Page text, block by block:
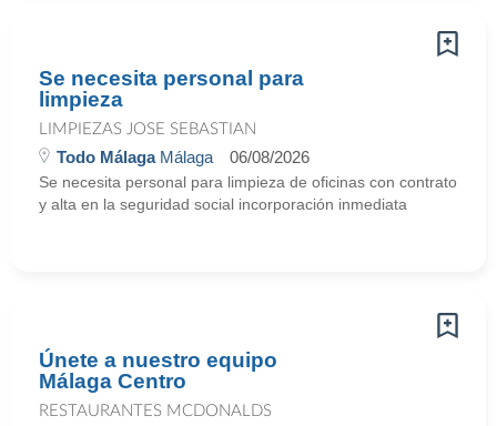
Se necesita personal para
limpieza
LIMPIEZAS JOSE SEBASTIAN
Todo MálagaMálaga 06/08/2026
Se necesita personal para limpieza de oficinas con contrato
y alta en la seguridad social incorporación inmediata
Únete a nuestro equipo
Málaga Centro
RESTAURANTES MCDONALDS